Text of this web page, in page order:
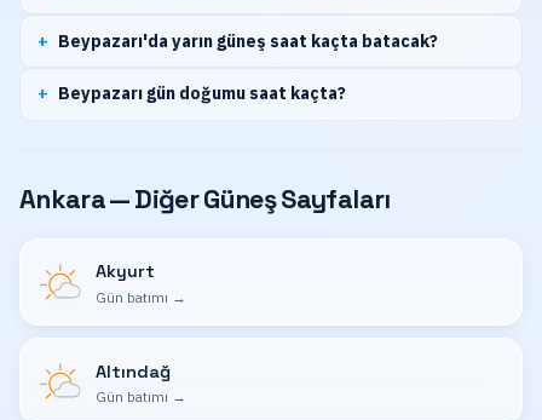
Beypazarı'da yarın güneş saat kaçta batacak?
Beypazarı gün doğumu saat kaçta?
Ankara — Diğer Güneş Sayfaları
Akyurt
Gün batımı →
Altındağ
Gün batımı →